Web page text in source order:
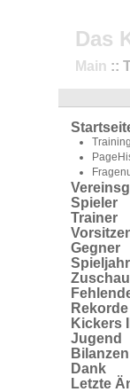
Das
Main ::
Spieler
Trainer
Gegner
Rekorde
Kickers II
Jugend
Bilanzen
Dank
Letzte